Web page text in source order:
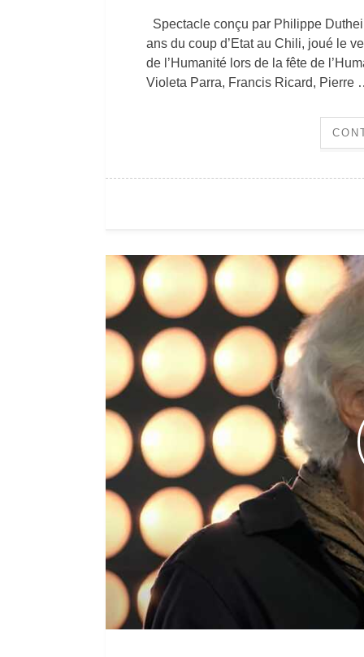
Spectacle conçu par Philippe
ans du coup d’Etat au Chili, joué le
de l’Humanité lors de la fête de
Violeta Parra, Francis Ricard, Pierre